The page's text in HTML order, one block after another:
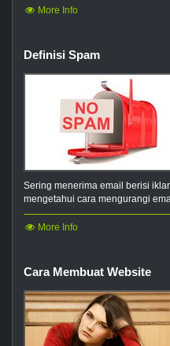
More Info
Definisi Spam
Sering menerima email berisi
mengetahui cara mengurangi
More Info
Cara Membuat Website